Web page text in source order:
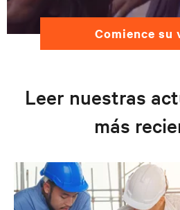
comience su
Leer nuestras
más